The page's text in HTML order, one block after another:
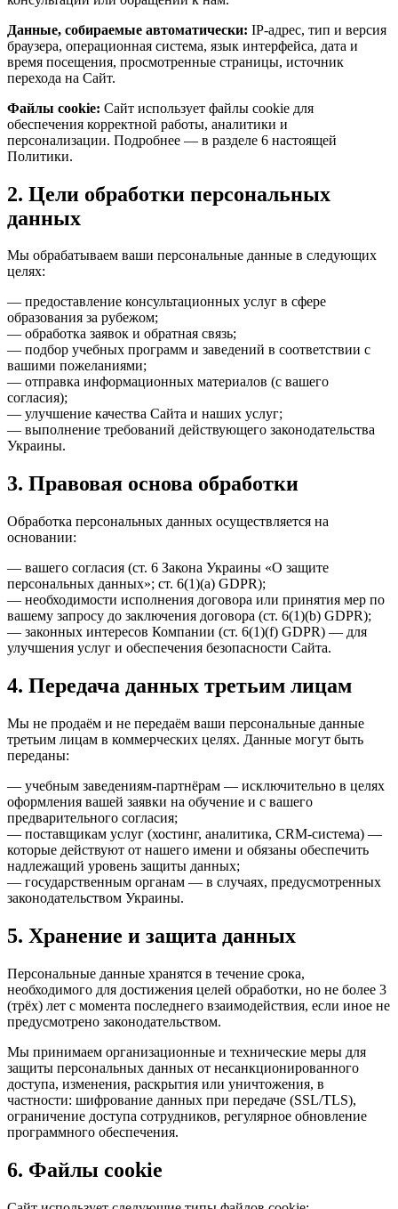
Данные, собираемые автоматически: IP-адрес, тип и версия
браузера, операционная система, язык интерфейса, дата и
время посещения, просмотренные страницы, источник
перехода на Сайт.
Файлы cookie: Сайт использует файлы cookie для
обеспечения корректной работы, аналитики и
персонализации. Подробнее — в разделе 6 настоящей
Политики.
2. Цели обработки персональных
данных
Мы обрабатываем ваши персональные данные в следующих
целях:
— предоставление консультационных услуг в сфере
образования за рубежом;
— обработка заявок и обратная связь;
— подбор учебных программ и заведений в соответствии с
вашими пожеланиями;
— отправка информационных материалов (с вашего
согласия);
— улучшение качества Сайта и наших услуг;
— выполнение требований действующего законодательства
Украины.
3. Правовая основа обработки
Обработка персональных данных осуществляется на
основании:
— вашего согласия (ст. 6 Закона Украины «О защите
персональных данных»; ст. 6(1)(a) GDPR);
— необходимости исполнения договора или принятия мер по
вашему запросу до заключения договора (ст. 6(1)(b) GDPR);
— законных интересов Компании (ст. 6(1)(f) GDPR) — для
улучшения услуг и обеспечения безопасности Сайта.
4. Передача данных третьим лицам
Мы не продаём и не передаём ваши персональные данные
третьим лицам в коммерческих целях. Данные могут быть
переданы:
— учебным заведениям-партнёрам — исключительно в целях
оформления вашей заявки на обучение и с вашего
предварительного согласия;
— поставщикам услуг (хостинг, аналитика, CRM-система) —
которые действуют от нашего имени и обязаны обеспечить
надлежащий уровень защиты данных;
— государственным органам — в случаях, предусмотренных
законодательством Украины.
5. Хранение и защита данных
Персональные данные хранятся в течение срока,
необходимого для достижения целей обработки, но не более 3
(трёх) лет с момента последнего взаимодействия, если иное не
предусмотрено законодательством.
Мы принимаем организационные и технические меры для
защиты персональных данных от несанкционированного
доступа, изменения, раскрытия или уничтожения, в
частности: шифрование данных при передаче (SSL/TLS),
ограничение доступа сотрудников, регулярное обновление
программного обеспечения.
6. Файлы cookie